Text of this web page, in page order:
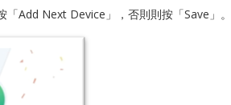
Add Next Device」，否則則按「Save」。